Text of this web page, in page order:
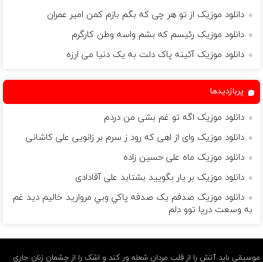
دانلود موزیک از تو هر چی که بگم بازم کمن امیر عمران
دانلود موزیک رئیسم که بشم واسه وطن کارگرم
دانلود موزیک آئینه پاک دلت به یک دنیا می ارزه
پربازدیدها
دانلود موزیک اگه تو غم بشی من دردم
دانلود موزیک وای از اهی که رود ز سرم بر زانویی علی کاشانی
دانلود موزیک ماه علی حسین زاده
دانلود موزیک بر یار بگویید بشتابد علی آقادادی
دانلود موزیک صدفم يک صدفه پاکي وبي مرواريد خاليم ديد غم
به وسعت دريا توو دلم
موسیقی باید آتش را از قلب مردان شعله ور کند و اشک را از چشمان زنان جاری